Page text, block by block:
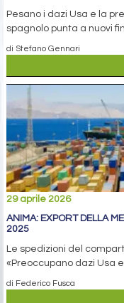
Pesano i dazi Usa e la
spagnolo punta a nuovi
di Stefano Gennari
29 aprile 2026
ANIMA: EXPORT DELLA
2025
Le spedizioni del
«Preoccupano dazi Usa
di Federico Fusca